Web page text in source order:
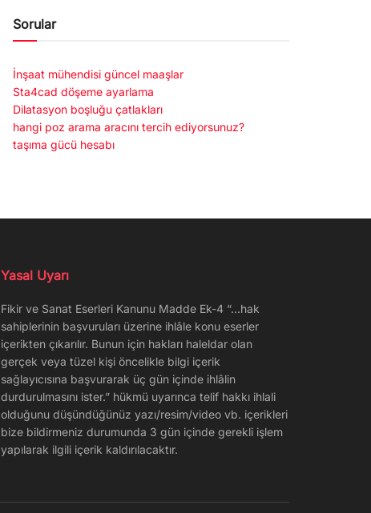
Sorular
İnşaat mühendisi güncel maaşlar
Sta4cad döşeme ayarlama
Dilatasyon boşluğu çatlakları
hangi poz arama aracını tercih ediyorsunuz?
taşıma gücü hesabı
Yasal Uyarı
Fikir ve Sanat Eserleri Kanunu Madde Ek-4 “…hak
sahiplerinin başvuruları üzerine ihlâle konu eserler
içerikten çıkarılır. Bunun için hakları haleldar olan
gerçek veya tüzel kişi öncelikle bilgi içerik
sağlayıcısına başvurarak üç gün içinde ihlâlin
durdurulmasını ister.” hükmü uyarınca telif hakkı ihlali
olduğunu düşündüğünüz yazı/resim/video vb. içerikleri
bize bildirmeniz durumunda 3 gün içinde gerekli işlem
yapılarak ilgili içerik kaldırılacaktır.